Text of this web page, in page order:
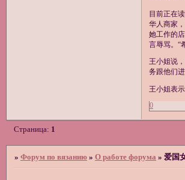
目前正在
华人商家
她工作的
言辱骂。“
王小姐说
务跟他们
王小姐表
0
Страница: 1
» Форум по вязанию » О работе форума » 爱国